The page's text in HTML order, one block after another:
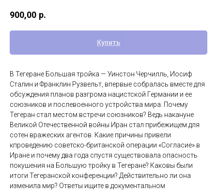
900,00 р.
Купить
В Тегеране Большая тройка — Уинстон Черчилль, Иосиф
Сталин и Франклин Рузвельт, впервые собралась вместе для
обсуждения планов разгрома нацистской Германии и ее
союзников и послевоенного устройства мира. Почему
Тегеран стал местом встречи союзников? Ведь накануне
Великой Отечественной войны Иран стал прибежищем для
сотен вражеских агентов. Какие причины привели
кпроведению советско-британской операции «Согласие» в
Иране и почему два года спустя существовала опасность
покушения на Большую тройку в Тегеране? Каковы были
итоги Тегеранской конференции? Действительно ли она
изменила мир? Ответы ищите в документальном